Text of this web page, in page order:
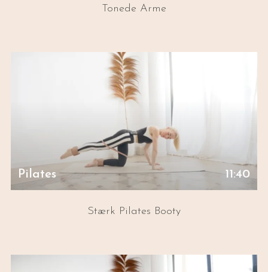
Tonede Arme
Pilates 11:40
Stærk Pilates Booty